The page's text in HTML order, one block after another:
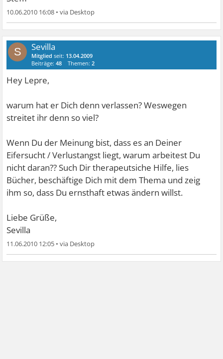
10.06.2010 16:08 •
S Sevilla
Mitglied seit: 13.04.2009
Beiträge:48 Themen:2
Hey Lepre,
warum hat er Dich denn verlassen? Weswegen
streitet ihr denn so viel?
Wenn Du der Meinung bist, dass es an Deiner
Eifersucht / Verlustangst liegt, warum arbeitest Du
nicht daran?? Such Dir therapeutsiche Hilfe, lies
Bücher, beschäftige Dich mit dem Thema und zeig
ihm so, dass Du ernsthaft etwas ändern willst.
Liebe Grüße,
Sevilla
11.06.2010 12:05 •